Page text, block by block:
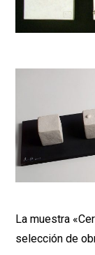
La muestra
selección de